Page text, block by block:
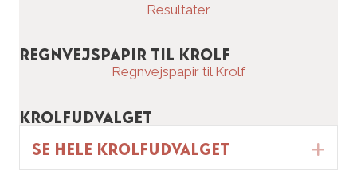
Resultater
Regnvejspapir til krolf
Regnvejspapir til Krolf
Krolfudvalget
Se hele Krolfudvalget